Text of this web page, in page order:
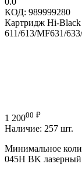
КОД: 989999280
Картридж Hi-
611/613/MF631/
1 20000 ₽
Наличие: 257 шт.
Минимальное
045H BK